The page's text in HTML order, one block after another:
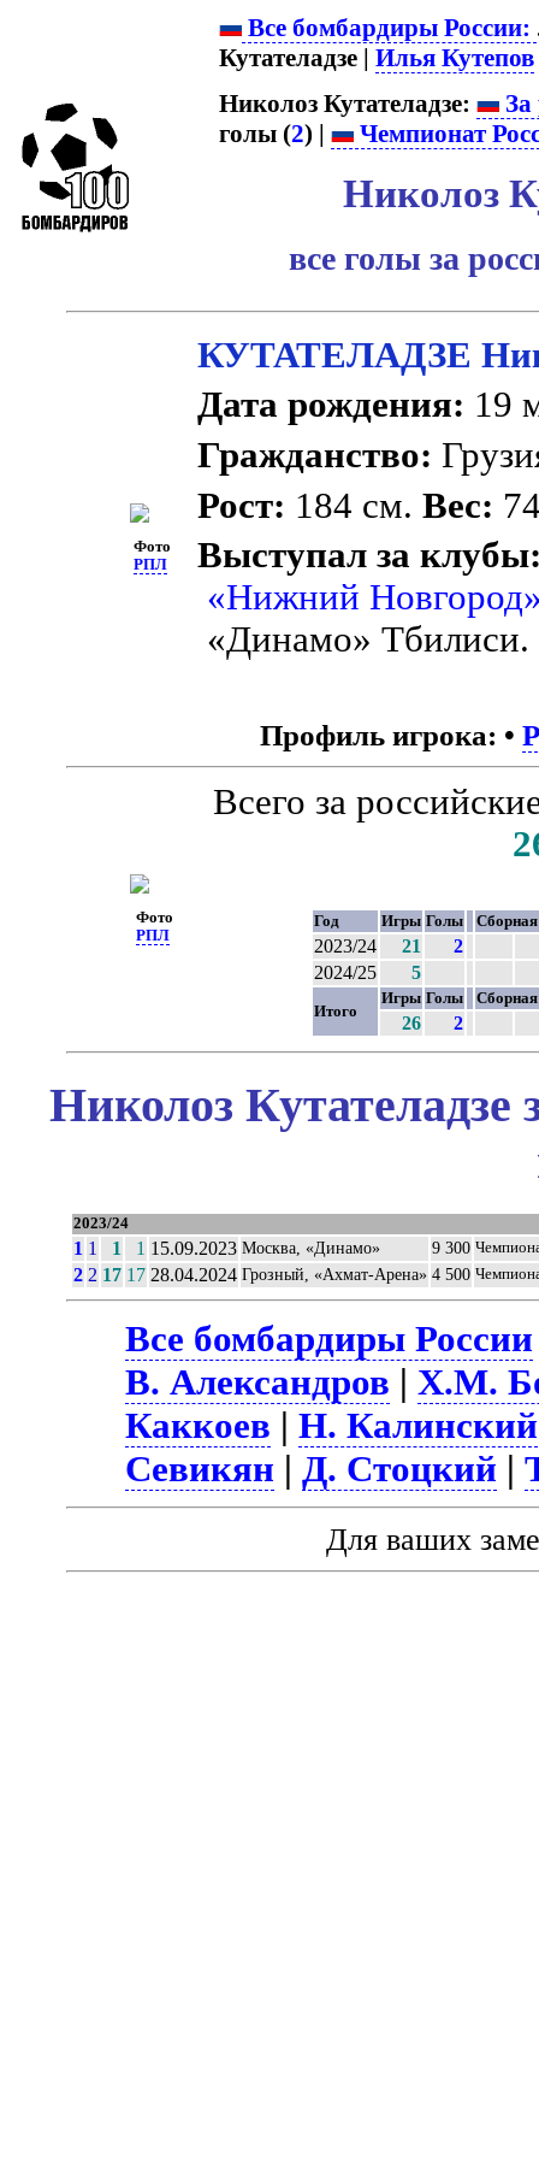
Все бомбардиры России:
Кутателадзе | Илья Кутепов
Николоз Кутателадзе:
голы (2) | Чемпионат
Николоз
все голы за
Фото
РПЛ
КУТАТЕЛАДЗЕ
Дата рождения: 19
Гражданство:
Рост: 184 см.Вес:
Выступал за
«Нижний
«Динамо» Тбилиси.
Профиль игрока: •
Фото
РПЛ
Всего за
Год Игры Голы Сборная
2023/24 21
2
2024/25
5
Итого
Игры Голы Сборная
26 2
Николоз Кутателадзе
2023/24
1 1 1 1 15.09.2023 Москва, «Динамо» 9 300
2 2 17 17 28.04.2024 Грозный, «Ахмат-Арена» 4 500
Все бомбардиры России
В. Александров |Х.М.
Каккоев |Н. Калинский
Севикян |Д. Стоцкий |
Для ваших